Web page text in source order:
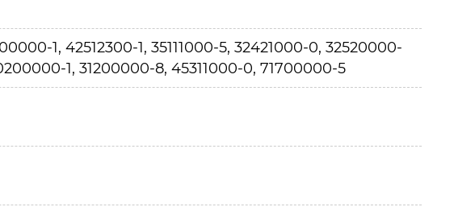
1, 42512300-1, 35111000-5, 32421000-0, 32520000-
1, 31200000-8, 45311000-0, 71700000-5